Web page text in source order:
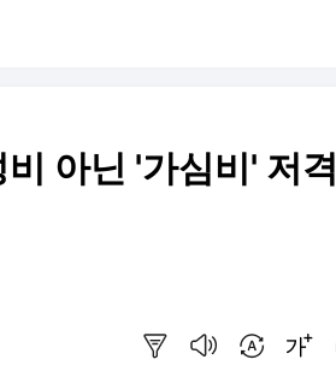
아닌 '가심비' 저격